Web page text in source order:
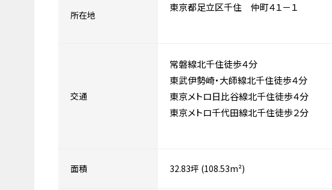
所在地
東京都足立区千住 仲町４１－１
交通
常磐線北千住徒歩４分
東武伊勢崎・大師線北千住徒歩４分
東京メトロ日比谷線北千住徒歩４分
東京メトロ千代田線北千住徒歩２分
面積 32.83坪 (108.53m²)